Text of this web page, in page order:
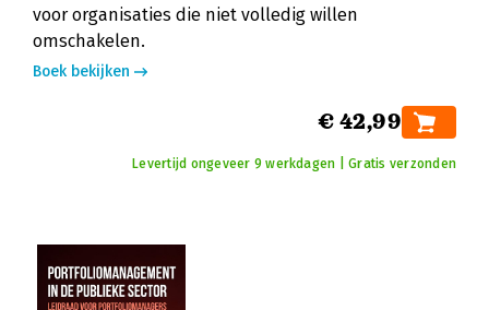
voor organisaties die niet volledig willen
omschakelen.
Boek bekijken
€ 42,99
Levertijd ongeveer 9 werkdagen | Gratis verzonden